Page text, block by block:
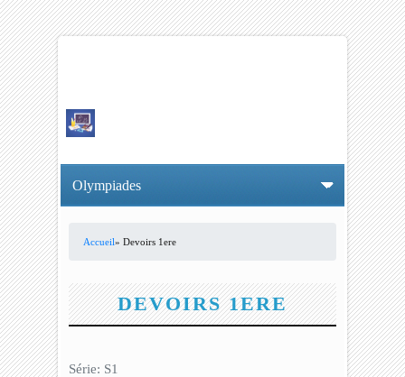
Accueil» Devoirs 1ere
DEVOIRS 1ERE
Série: S1